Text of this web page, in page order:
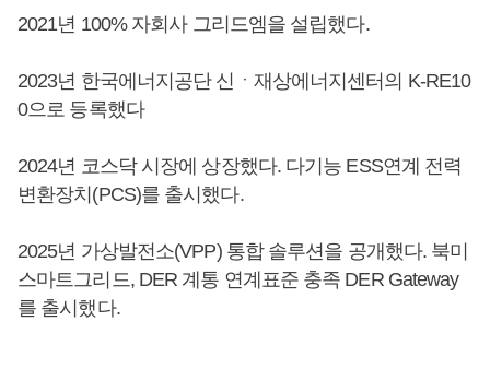
2021년 100% 자회사 그리드엠을 설립했다.
2023년 한국에너지공단 신ㆍ재상에너지센터의 K-RE10
0으로 등록했다
2024년 코스닥 시장에 상장했다. 다기능 ESS연계 전력
변환장치(PCS)를 출시했다.
2025년 가상발전소(VPP) 통합 솔루션을 공개했다. 북미
스마트그리드, DER 계통 연계표준 충족 DER Gateway
를 출시했다.